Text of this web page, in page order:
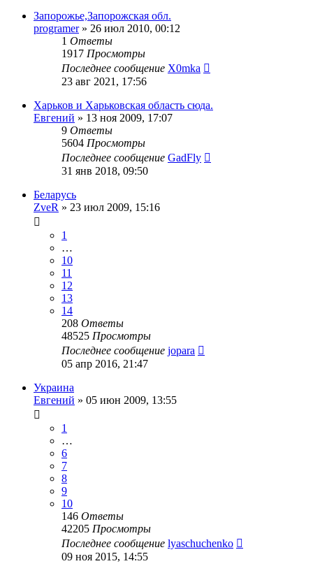
Запорожье,Запорожская обл.
programer» 26 июл 2010, 00:12
1 Ответы
1917 Просмотры
Последнее сообщение X0mka
23 авг 2021, 17:56
Харьков и Харьковская область сюда.
Евгений » 13 ноя 2009, 17:07
9 Ответы
5604 Просмотры
Последнее сообщение GadFly
31 янв 2018, 09:50
Беларусь
ZveR » 23 июл 2009, 15:16
1
…
10
11
12
13
14
208 Ответы
48525 Просмотры
Последнее сообщение jopara
05 апр 2016, 21:47
Украина
Евгений » 05 июн 2009, 13:55
1
…
6
7
8
9
10
146 Ответы
42205 Просмотры
Последнее сообщение lyaschuchenko
09 ноя 2015, 14:55